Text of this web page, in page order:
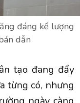
đáng kể lượng
dẫn
tạo đang đẩy
từng có, nhưng